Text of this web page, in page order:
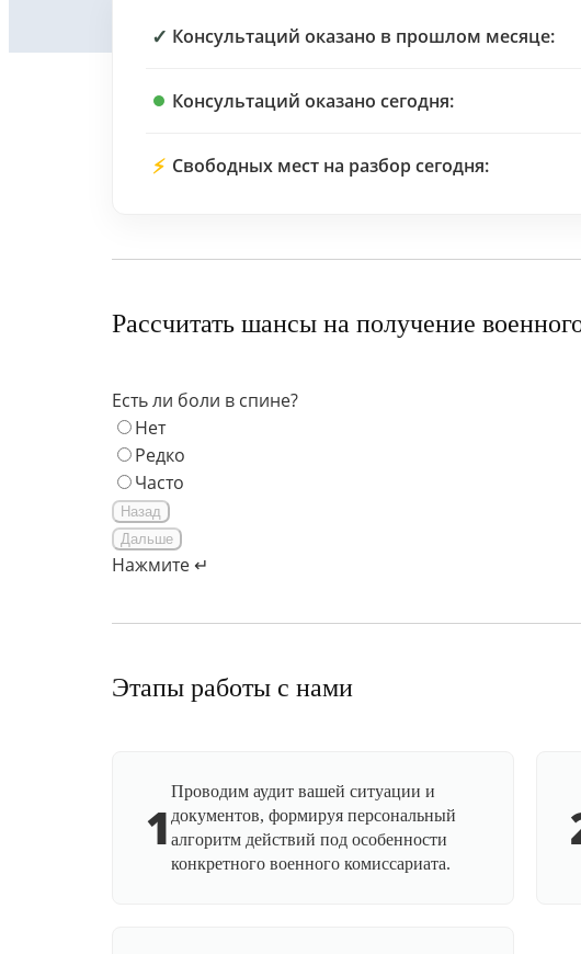
✓ Консультаций оказано в прошлом месяце:
Консультаций оказано сегодня:
⚡ Свободных мест на разбор сегодня:
Рассчитать шансы на получение
Есть ли боли в спине?
Нет
Редко
Часто
Назад
Дальше
Нажмите ↵
Этапы работы с нами
1
Проводим аудит вашей ситуации и
документов, формируя персональный
алгоритм действий под особенности
конкретного военного комиссариата.